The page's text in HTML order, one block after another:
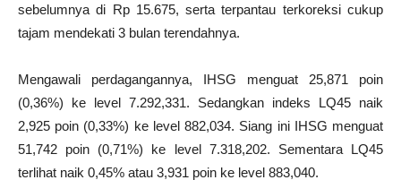
sebelumnya di Rp 15.675, serta terpantau terkoreksi cukup
tajam mendekati 3 bulan terendahnya.
Mengawali perdagangannya, IHSG menguat 25,871 poin
(0,36%) ke level 7.292,331. Sedangkan indeks LQ45 naik
2,925 poin (0,33%) ke level 882,034. Siang ini IHSG menguat
51,742 poin (0,71%) ke level 7.318,202. Sementara LQ45
terlihat naik 0,45% atau 3,931 poin ke level 883,040.